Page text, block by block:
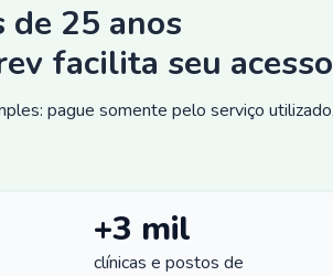
de 25 anos
facilita seu
pague somente pelo serviço
+3 mil
clínicas e postos de